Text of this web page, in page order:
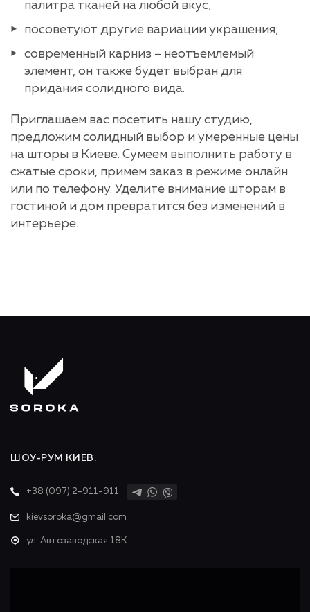
палитра тканей на любой вкус;
посоветуют другие вариации украшения;
современный карниз – неотъемлемый
элемент, он также будет выбран для
придания солидного вида.
Приглашаем вас посетить нашу студию,
предложим солидный выбор и умеренные цены
на шторы в Киеве. Сумеем выполнить работу в
сжатые сроки, примем заказ в режиме онлайн
или по телефону. Уделите внимание шторам в
гостиной и дом превратится без изменений в
интерьере.
ШОУ-РУМ КИЕВ:
+38 (097) 2-911-911
kievsoroka@gmail.com
ул. Автозаводская 18К